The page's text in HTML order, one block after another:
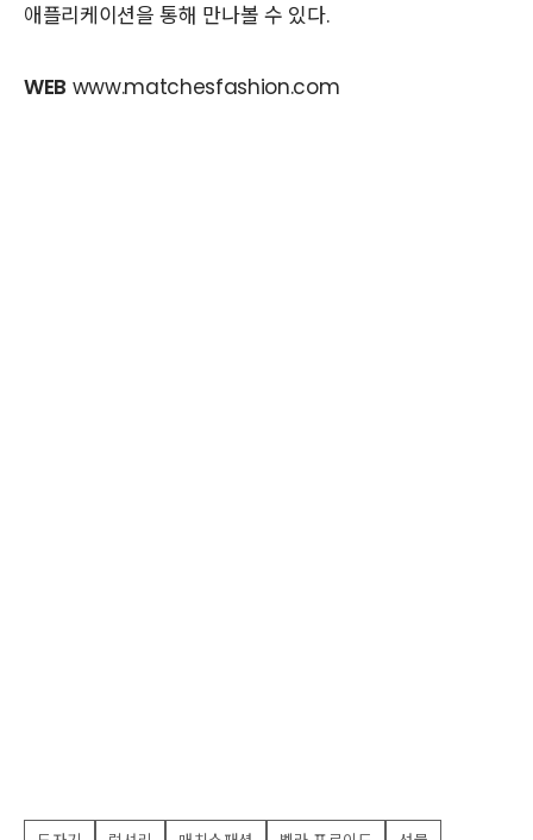
애플리케이션을 통해 만나볼 수 있다.
WEB www.matchesfashion.com